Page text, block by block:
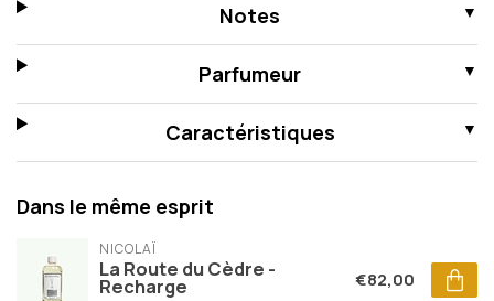
Notes
Parfumeur
Caractéristiques
Dans le même esprit
NICOLAÏ
La Route du Cèdre -
Recharge €82,00